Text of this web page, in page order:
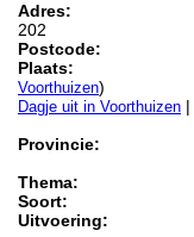
Adres:
202
Postcode:
Plaats:
Voorthuizen)
Dagje uit in Voorthuizen |
Provincie:
Thema:
Soort:
Uitvoering: